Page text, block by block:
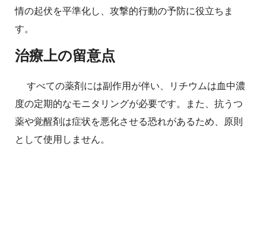
情の起伏を平準化し、攻撃的行動の予防に役立ちま
す。
治療上の留意点
すべての薬剤には副作用が伴い、リチウムは血中濃
度の定期的なモニタリングが必要です。また、抗うつ
薬や覚醒剤は症状を悪化させる恐れがあるため、原則
として使用しません。